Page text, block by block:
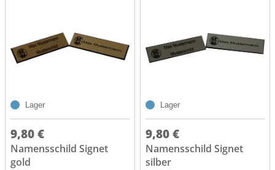
Lager
9,80 €
Namensschild Signet
gold
Lager
9,80 €
Namensschild Signet
silber